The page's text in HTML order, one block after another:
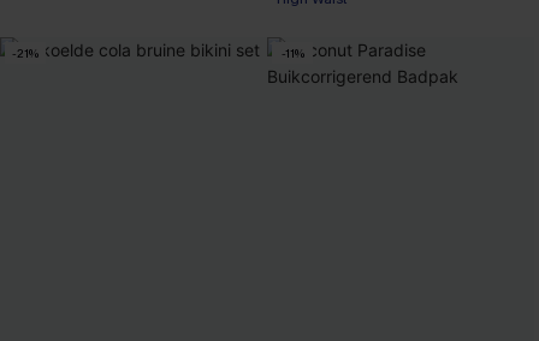
-21% -11%